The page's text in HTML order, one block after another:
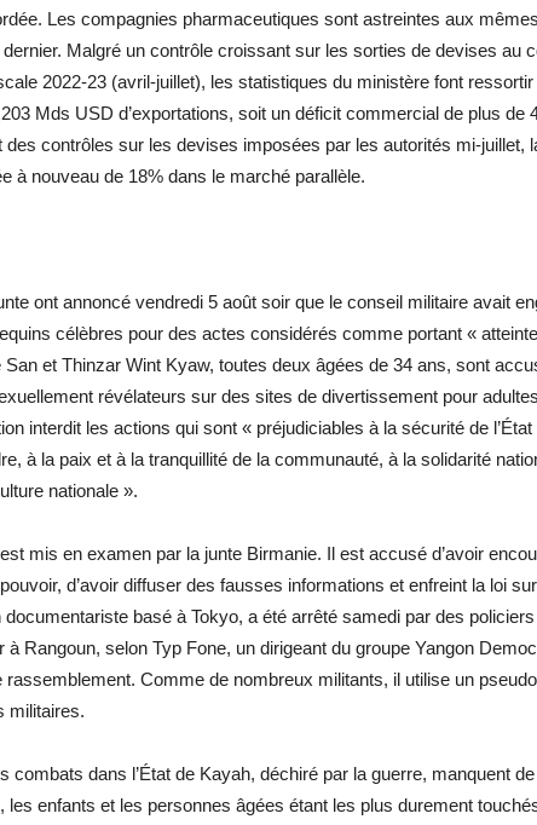
Les compagnies pharmaceutiques sont astreintes aux mêmes
Malgré un contrôle croissant sur les sorties de devises au
2022-23 (avril-juillet), les statistiques du ministère font
Mds USD d’exportations, soit un déficit commercial de plus de
contrôles sur les devises imposées par les autorités mi-juillet,
à nouveau de 18% dans le marché parallèle.
ont annoncé vendredi 5 août soir que le conseil militaire avait
célèbres pour des actes considérés comme portant «
et Thinzar Wint Kyaw, toutes deux âgées de 34 ans, sont
révélateurs sur des sites de divertissement pour
interdit les actions qui sont « préjudiciables à la sécurité de l’État
à la paix et à la tranquillité de la communauté, à la solidarité
nationale ».
mis en examen par la junte Birmanie. Il est accusé d’avoir
d’avoir diffuser des fausses informations et enfreint la loi sur
documentariste basé à Tokyo, a été arrêté samedi par des
Rangoun, selon Typ Fone, un dirigeant du groupe Yangon
rassemblement. Comme de nombreux militants, il utilise un
militaires.
combats dans l’État de Kayah, déchiré par la guerre, manquent de
les enfants et les personnes âgées étant les plus durement